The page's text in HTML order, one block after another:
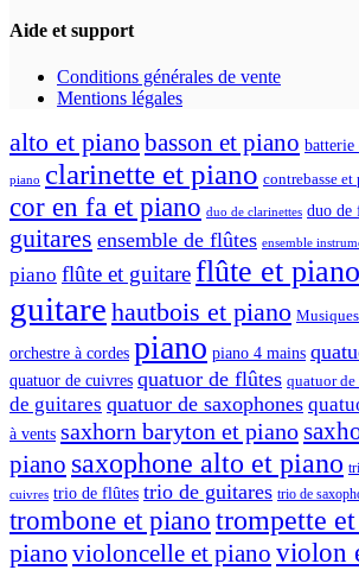
Aide et support
Conditions générales de vente
Mentions légales
alto et pianobasson et piano batterie
piano clarinette et piano contrebasse et
cor en fa et piano duo de clarinettes duo de
guitares ensemble de flûtes ensemble
piano flûte et guitareflûte et piano
guitare hautbois et piano
orchestre à cordes piano piano 4 mains
quatuor de cuivres quatuor de flûtes quatuor de
de guitares quatuor de saxophones
à vents saxhorn baryton et piano
piano saxophone alto et piano
cuivres trio de flûtes trio de guitares trio de
trombone et piano trompette
pianovioloncelle et piano violon